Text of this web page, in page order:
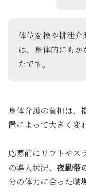
体位変換や排泄
は、身体的にも
たです。
身体介護の負担は、
置によって大きく変
応募前にリフトやス
の導入状況、 夜勤帯
分の体力に合った職